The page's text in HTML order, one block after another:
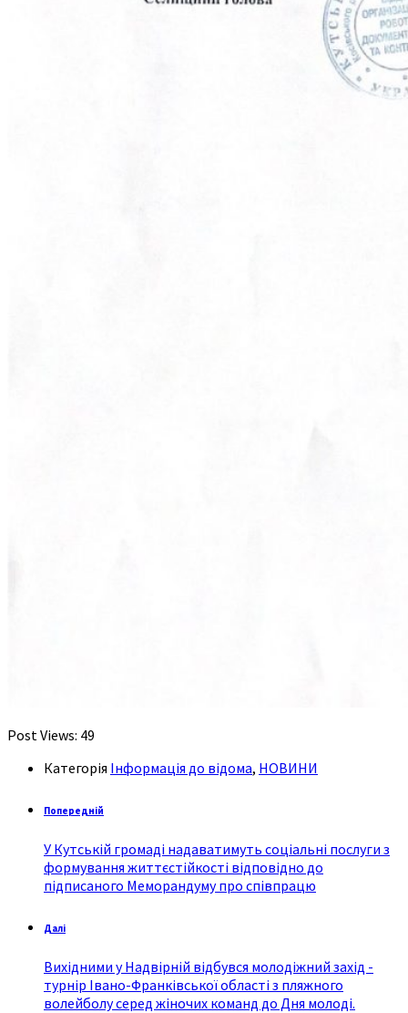
Post Views: 49
Категорія Інформація до відома, НОВИНИ
Попередній
У Кутській громаді надаватимуть соціальні послуги з
формування життєстійкості відповідно до
підписаного Меморандуму про співпрацю
Далі
Вихідними у Надвірній відбувся молодіжний захід -
турнір Івано-Франківської області з пляжного
волейболу серед жіночих команд до Дня молоді.